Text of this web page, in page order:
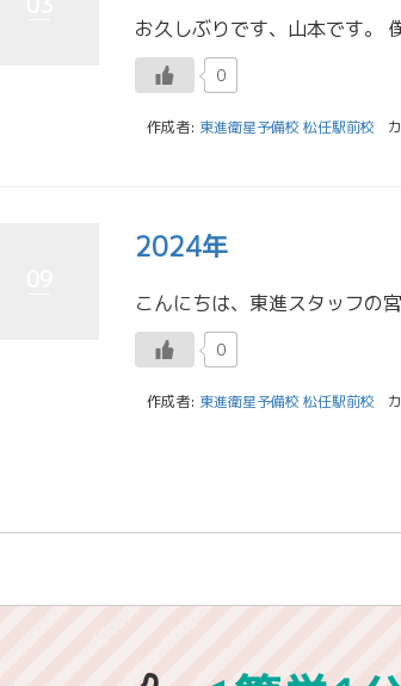
0
作成者: 東進衛星予備校 松任駅前校
2024年
0
作成者: 東進衛星予備校 松任駅前校